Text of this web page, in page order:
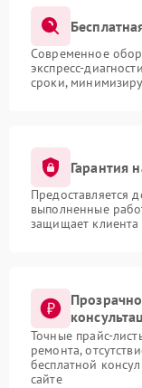
Современное
экспресс-
сроки,
Гарантия
Предоставляется
выполненные
защищает клиента
Точные прайс-
ремонта,
бесплатной
сайте